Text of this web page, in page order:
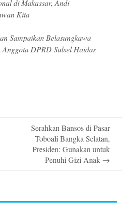
di Makassar, Andi
Kita
Sampaikan Belasungkawa
Anggota DPRD Sulsel Haidar
Serahkan Bansos di Pasar
Toboali Bangka Selatan,
Presiden: Gunakan untuk
Penuhi Gizi Anak →